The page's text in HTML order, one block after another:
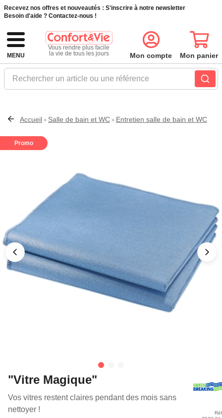
Recevez nos offres et nouveautés : S'inscrire à notre newsletter
Besoin d'aide ? Contactez-nous !
MENU
Vous rendre plus facile
la vie de tous les jours
Rechercher un article ou une référence
Mon compte Mon panier
Accueil > Salle de bain et WC > Entretien salle de bain et WC
Promo
"Vitre Magique"
Vos vitres restent claires pendant des mois sans
nettoyer !